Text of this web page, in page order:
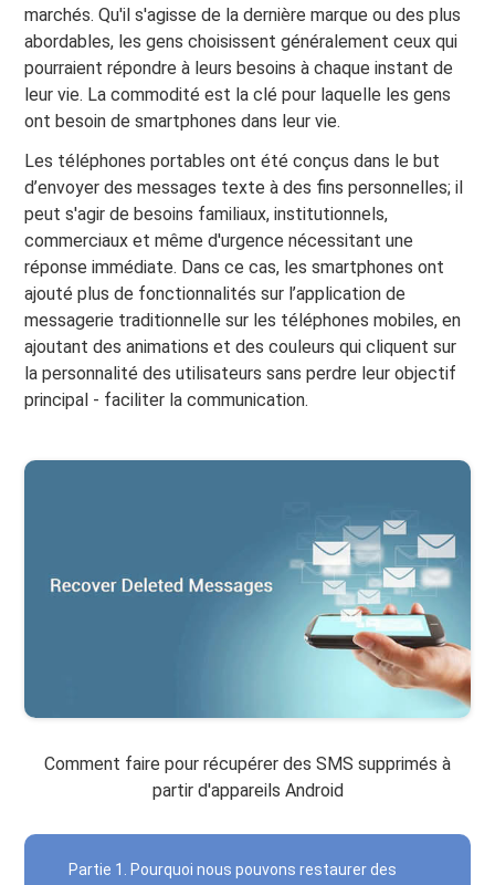
marchés. Qu'il s'agisse de la dernière marque ou des plus
abordables, les gens choisissent généralement ceux qui
pourraient répondre à leurs besoins à chaque instant de
leur vie. La commodité est la clé pour laquelle les gens
ont besoin de smartphones dans leur vie.
Les téléphones portables ont été conçus dans le but
d’envoyer des messages texte à des fins personnelles; il
peut s'agir de besoins familiaux, institutionnels,
commerciaux et même d'urgence nécessitant une
réponse immédiate. Dans ce cas, les smartphones ont
ajouté plus de fonctionnalités sur l’application de
messagerie traditionnelle sur les téléphones mobiles, en
ajoutant des animations et des couleurs qui cliquent sur
la personnalité des utilisateurs sans perdre leur objectif
principal - faciliter la communication.
Comment faire pour récupérer des SMS supprimés à
partir d'appareils Android
Partie 1. Pourquoi nous pouvons restaurer des